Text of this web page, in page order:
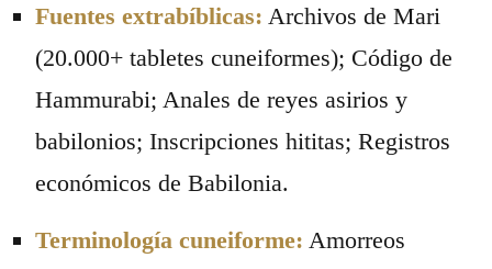
Fuentes extrabíblicas: Archivos de Mari
(20.000+ tabletes cuneiformes); Código de
Hammurabi; Anales de reyes asirios y
babilonios; Inscripciones hititas; Registros
económicos de Babilonia.
Terminología cuneiforme: Amorreos